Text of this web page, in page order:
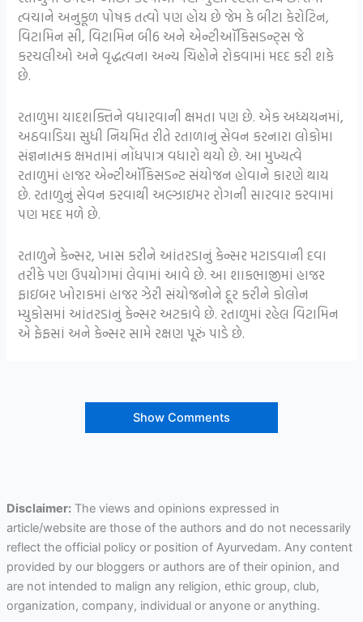
ત્વચાને અનુકૂળ પોષક તત્વો પણ હોય છે જેમ કે બીટા કેરોટિન,
વિટામિન સી, વિટામિન બી6 અને એન્ટીઑકિસડન્ટ્સ જે
કરચલીઓ અને વૃદ્ધત્વના અન્ય ચિહ્નોને રોકવામાં મદદ કરી શકે
છે.
રતાળુમા યાદશક્તિને વધારવાની ક્ષમતા પણ છે. એક અધ્યયનમાં,
અઠવાડિયા સુધી નિયમિત રીતે રતાળાનું સેવન કરનારા લોકોમા
સંજ્ઞનાત્મક ક્ષમતામાં નોંધપાત્ર વધારો થયો છે. આ મુખ્યત્વે
રતાળુમાં હાજર એન્ટીઑકિસડન્ટ સંયોજન હોવાને કારણે થાય
છે. રતાળુનું સેવન કરવાથી અલ્ઝાઇમર રોગની સારવાર કરવામાં
પણ મદદ મળે છે.
રતાળુને કેન્સર, ખાસ કરીને આંતરડાનું કેન્સર મટાડવાની દવા
તરીકે પણ ઉપયોગમાં લેવામાં આવે છે. આ શાકભાજીમાં હાજર
ફાઇબર ખોરાકમાં હાજર ઝેરી સંયોજનોને દૂર કરીને કોલોન
મ્યુકોસમાં આંતરડાનું કેન્સર અટકાવે છે. રતાળુમાં રહેલ વિટામિન
એ ફેફસાં અને કેન્સર સામે રક્ષણ પૂરું પાડે છે.
Show Comments
Disclaimer:The views and opinions expressed in
article/website are those of the authors and do not necessarily
reflect the official policy or position of Ayurvedam. Any content
provided by our bloggers or authors are of their opinion, and
are not intended to malign any religion, ethic group, club,
organization, company, individual or anyone or anything.